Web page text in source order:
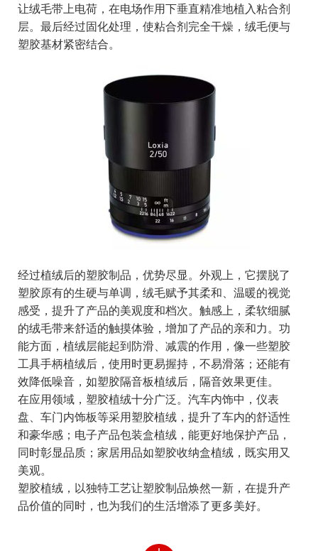
让绒毛带上电荷，在电场作用下垂直精准地植入粘合剂
层。最后经过固化处理，使粘合剂完全干燥，绒毛便与
塑胶基材紧密结合。
经过植绒后的塑胶制品，优势尽显。外观上，它摆脱了
塑胶原有的生硬与单调，绒毛赋予其柔和、温暖的视觉
感受，提升了产品的美观度和档次。触感上，柔软细腻
的绒毛带来舒适的触摸体验，增加了产品的亲和力。功
能方面，植绒层能起到防滑、减震的作用，像一些塑胶
工具手柄植绒后，使用时更易握持，不易滑落；还能有
效降低噪音，如塑胶隔音板植绒后，隔音效果更佳。
在应用领域，塑胶植绒十分广泛。汽车内饰中，仪表
盘、车门内饰板等采用塑胶植绒，提升了车内的舒适性
和豪华感；电子产品包装盒植绒，能更好地保护产品，
同时彰显品质；家居用品如塑胶收纳盒植绒，既实用又
美观。
塑胶植绒，以独特工艺让塑胶制品焕然一新，在提升产
品价值的同时，也为我们的生活增添了更多美好。